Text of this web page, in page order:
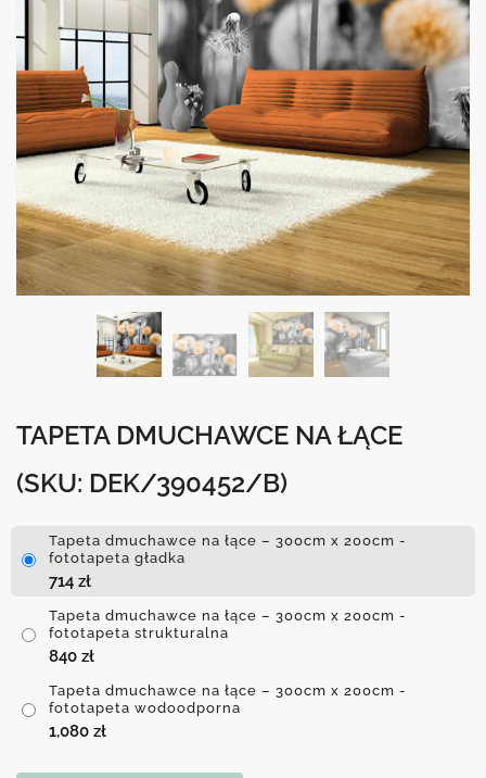
TAPETA DMUCHAWCE NA ŁĄCE
(SKU: DEK/390452/B)
Tapeta dmuchawce na łące – 300cm x 200cm -
fototapeta gładka
714 zł
Tapeta dmuchawce na łące – 300cm x 200cm -
fototapeta strukturalna
840 zł
Tapeta dmuchawce na łące – 300cm x 200cm -
fototapeta wodoodporna
1,080 zł